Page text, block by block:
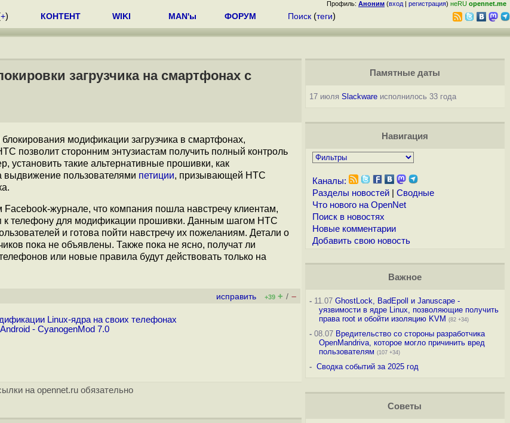
Профиль: Аноним (вход | регистрация) неRU opennet.me
+) КОНТЕНТ WIKI MAN'ы ФОРУМ Поиск (теги)
загрузчика на смартфонах с
блокирования модификации загрузчика в смартфонах,
сторонним энтузиастам получить полный контроль
установить такие альтернативные прошивки, как
выдвижение пользователями петиции, призывающей HTC
Facebook-журнале, что компания пошла навстречу клиентам,
телефону для модификации прошивки. Данным шагом HTC
и готова пойти навстречу их пожеланиям. Детали о
пока не объявлены. Также пока не ясно, получат ли
или новые правила будут действовать только на
исправить +39 + / –
Linux-ядра на своих телефонах
- CyanogenMod 7.0
на opennet.ru обязательно
Памятные даты
17 июля Slackwareисполнилось 33 года
Навигация
Каналы:
Разделы новостей| Сводные
Что нового на OpenNet
Поиск в новостях
Новые комментарии
Добавить свою новость
Важное
-11.07 GhostLock, BadEpoll и Januscape -
уязвимости в ядре Linux, позволяющие получить
права root и обойти изоляцию KVM (82 +34)
-08.07 Вредительство со стороны разработчика
OpenMandriva, которое могло причинить вред
пользователям (107 +34)
- Сводка событий за 2025 год
Советы